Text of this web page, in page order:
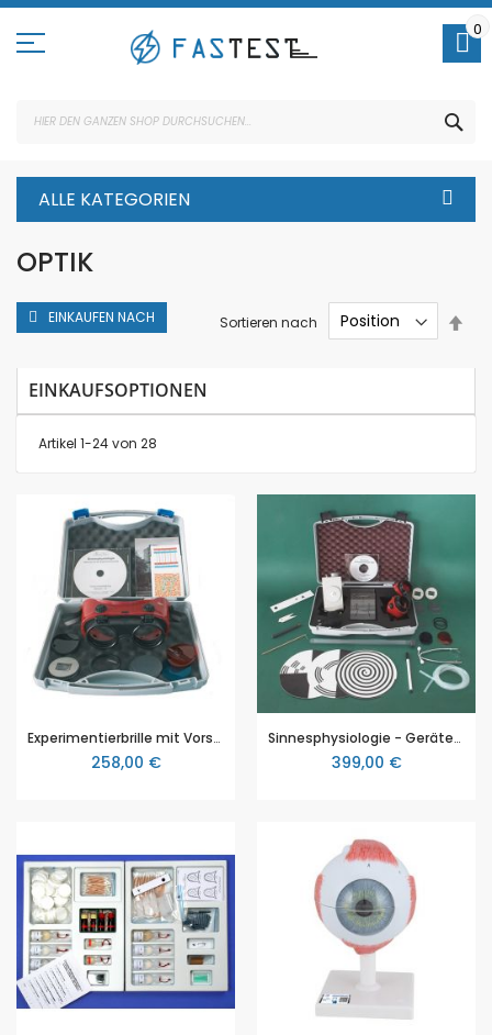
Direkt
Inhalt
0
ALLE KATEGORIEN
OPTIK
Artikel 1-24von 28
Sortieren nach
Experimentierbrille mit Vorsätzen im Aufberahrungskoffer, für Demonstrationsversuche und Schülerversuche zu Sinnesreizen / Sinneswahrnehmung im Biologieunterricht
258,00 €
Sinnesphysiologie - Gerätesatz, Ideal für Experimente und Demonstrationsversuche zur Sinnesphysiologie
399,00 €
EINKAUFEN NACH
EINKAUFSOPTIONEN